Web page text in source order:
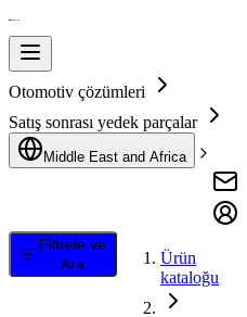
Otomotiv çözümleri
Satış sonrası yedek parçalar
Middle East and Africa
Filtrele ve
Ara
Ürün
kataloğu